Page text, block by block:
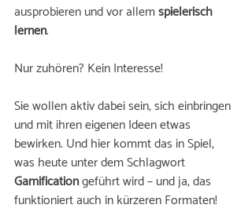
ausprobieren und vor allem spielerisch
lernen.
Nur zuhören? Kein Interesse!
Sie wollen aktiv dabei sein, sich einbringen
und mit ihren eigenen Ideen etwas
bewirken. Und hier kommt das in Spiel,
was heute unter dem Schlagwort
Gamification geführt wird – und ja, das
funktioniert auch in kürzeren Formaten!